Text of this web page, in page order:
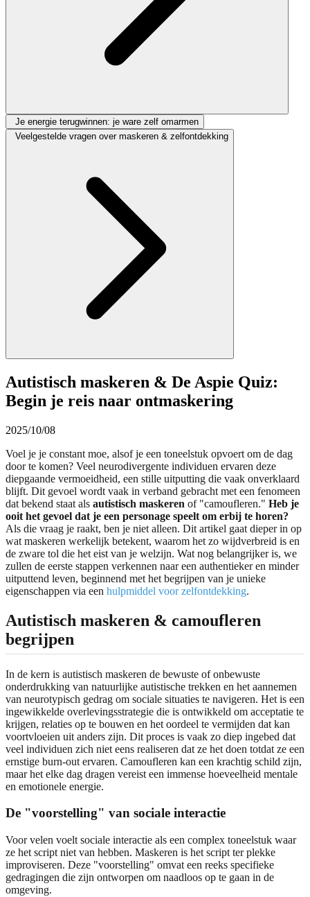
Je energie terugwinnen: je ware zelf omarmen
Veelgestelde vragen over maskeren & zelfontdekking
Autistisch maskeren & De Aspie Quiz:
Begin je reis naar ontmaskering
2025/10/08
Voel je je constant moe, alsof je een toneelstuk opvoert om de dag
door te komen? Veel neurodivergente individuen ervaren deze
diepgaande vermoeidheid, een stille uitputting die vaak onverklaard
blijft. Dit gevoel wordt vaak in verband gebracht met een fenomeen
dat bekend staat als autistisch maskeren of "camoufleren." Heb je
ooit het gevoel dat je een personage speelt om erbij te horen?
Als die vraag je raakt, ben je niet alleen. Dit artikel gaat dieper in op
wat maskeren werkelijk betekent, waarom het zo wijdverbreid is en
de zware tol die het eist van je welzijn. Wat nog belangrijker is, we
zullen de eerste stappen verkennen naar een authentieker en minder
uitputtend leven, beginnend met het begrijpen van je unieke
eigenschappen via een hulpmiddel voor zelfontdekking.
Autistisch maskeren & camoufleren
begrijpen
In de kern is autistisch maskeren de bewuste of onbewuste
onderdrukking van natuurlijke autistische trekken en het aannemen
van neurotypisch gedrag om sociale situaties te navigeren. Het is een
ingewikkelde overlevingsstrategie die is ontwikkeld om acceptatie te
krijgen, relaties op te bouwen en het oordeel te vermijden dat kan
voortvloeien uit anders zijn. Dit proces is vaak zo diep ingebed dat
veel individuen zich niet eens realiseren dat ze het doen totdat ze een
ernstige burn-out ervaren. Camoufleren kan een krachtig schild zijn,
maar het elke dag dragen vereist een immense hoeveelheid mentale
en emotionele energie.
De "voorstelling" van sociale interactie
Voor velen voelt sociale interactie als een complex toneelstuk waar
ze het script niet van hebben. Maskeren is het script ter plekke
improviseren. Deze "voorstelling" omvat een reeks specifieke
gedragingen die zijn ontworpen om naadloos op te gaan in de
omgeving.